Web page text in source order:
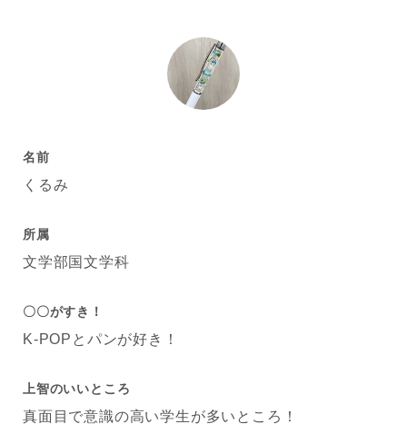
名前
くるみ
所属
文学部国文学科
〇〇がすき！
K-POPとパンが好き！
上智のいいところ
真面目で意識の高い学生が多いところ！